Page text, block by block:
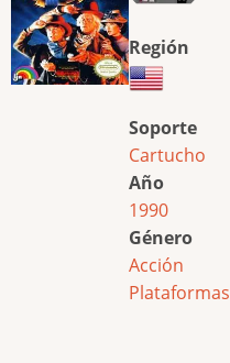
Región
Soporte
Cartucho
Año
1990
Género
Acción
Plataformas